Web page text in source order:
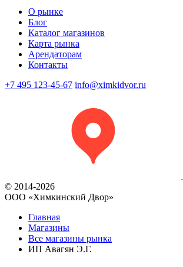
О рынке
Блог
Каталог магазинов
Карта рынка
Арендаторам
Контакты
+7 495 123-45-67 info@ximkidvor.ru
© 2014-2026
OOO «Химкинский Двор»
Главная
Магазины
Все магазины рынка
ИП Авагян Э.Г.